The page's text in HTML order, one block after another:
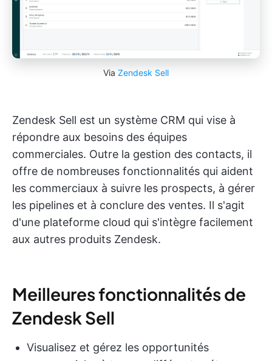
Via Zendesk Sell
Zendesk Sell est un système CRM qui vise à
répondre aux besoins des équipes
commerciales. Outre la gestion des contacts, il
offre de nombreuses fonctionnalités qui aident
les commerciaux à suivre les prospects, à gérer
les pipelines et à conclure des ventes. Il s'agit
d'une plateforme cloud qui s'intègre facilement
aux autres produits Zendesk.
Meilleures fonctionnalités de
Zendesk Sell
Visualisez et gérez les opportunités